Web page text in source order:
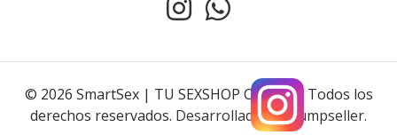
© 2026 SmartSex | TU SEXSHOP ONLINE . Todos los
derechos reservados. Desarrollado por Jumpseller.